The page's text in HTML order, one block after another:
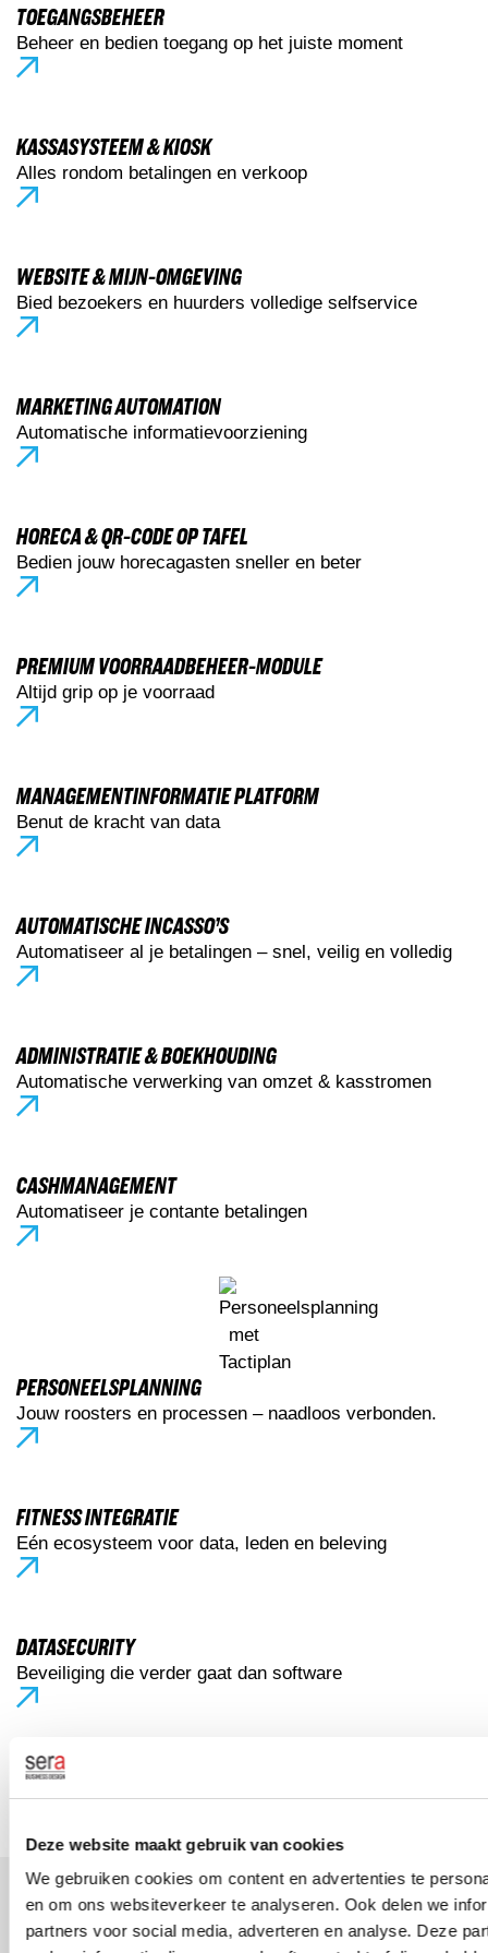
Deze website maakt gebruik van cookies
We gebruiken cookies om content en advertenties te
en om ons websiteverkeer te analyseren. Ook delen we
partners voor social media, adverteren en analyse. Deze
TOEGANGSBEHEER
Beheer en bedien toegang op het juiste moment
KASSASYSTEEM & KIOSK
Alles rondom betalingen en verkoop
WEBSITE & MIJN-OMGEVING
Bied bezoekers en huurders volledige selfservice
MARKETING AUTOMATION
Automatische informatievoorziening
HORECA & QR-CODE OP TAFEL
Bedien jouw horecagasten sneller en beter
PREMIUM VOORRAADBEHEER-MODULE
Altijd grip op je voorraad
MANAGEMENTINFORMATIE PLATFORM
Benut de kracht van data
AUTOMATISCHE INCASSO’S
Automatiseer al je betalingen – snel, veilig en volledig
ADMINISTRATIE & BOEKHOUDING
Automatische verwerking van omzet & kasstromen
CASHMANAGEMENT
Automatiseer je contante betalingen
PERSONEELSPLANNING
Jouw roosters en processen – naadloos verbonden.
FITNESS INTEGRATIE
Eén ecosysteem voor data, leden en beleving
DATASECURITY
Beveiliging die verder gaat dan software
ZWEMLESCONCEPTEN
Vergroot de beleving voor kinderen
KWALITEIT ALS STANDAARD